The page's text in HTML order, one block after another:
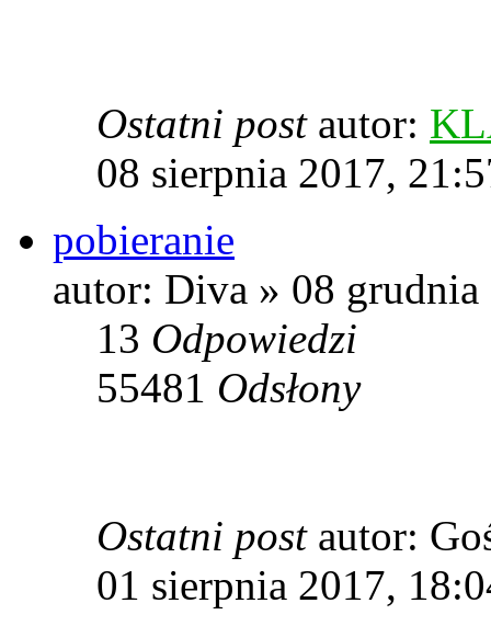
Ostatni post autor:
08 sierpnia 2017,
pobieranie
autor: Diva » 08
13 Odpowiedzi
55481 Odsłony
Ostatni post autor:
01 sierpnia 2017,